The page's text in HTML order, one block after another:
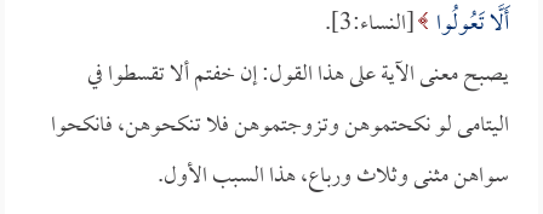
أَلَّا تَعُولُوا [النساء:3].
يصبح معنى الآية على هذا القول: إن خفتم ألا تقسطوا في
اليتامى لو نكحتموهن وتزوجتموهن فلا تنكحوهن، فانكحوا
سواهن مثنى وثلاث ورباع، هذا السبب الأول.